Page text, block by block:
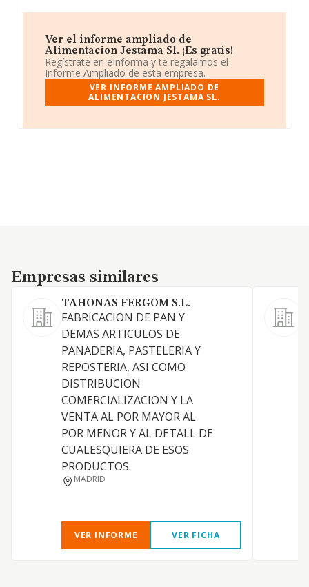
Ver el informe ampliado de
Alimentacion Jestama Sl. ¡Es gratis!
Regístrate en eInforma y te regalamos el
Informe Ampliado de esta empresa.
VER INFORME AMPLIADO DE
ALIMENTACION JESTAMA SL.
Empresas similares
Empresas similares
TAHONAS FERGOM S.L.
FABRICACION DE PAN Y
DEMAS ARTICULOS DE
PANADERIA, PASTELERIA Y
REPOSTERIA, ASI COMO
DISTRIBUCION
COMERCIALIZACION Y LA
VENTA AL POR MAYOR AL
POR MENOR Y AL DETALL DE
CUALESQUIERA DE ESOS
PRODUCTOS.
MADRID
VER INFORME VER FICHA